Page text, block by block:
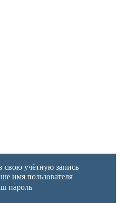
свою учётную запись
имя пользователя
пароль